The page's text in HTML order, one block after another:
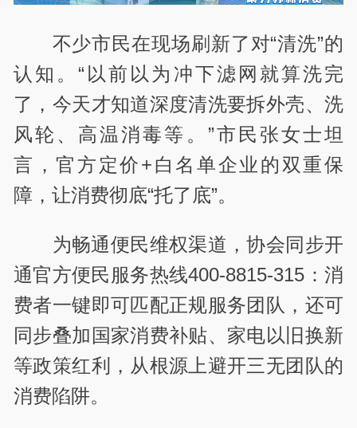
不少市民在现场刷新了对“清洗”的
认知。“以前以为冲下滤网就算洗完
了，今天才知道深度清洗要拆外壳、洗
风轮、高温消毒等。”市民张女士坦
言，官方定价+白名单企业的双重保
障，让消费彻底“托了底”。
为畅通便民维权渠道，协会同步开
通官方便民服务热线400-8815-315：消
费者一键即可匹配正规服务团队，还可
同步叠加国家消费补贴、家电以旧换新
等政策红利，从根源上避开三无团队的
消费陷阱。